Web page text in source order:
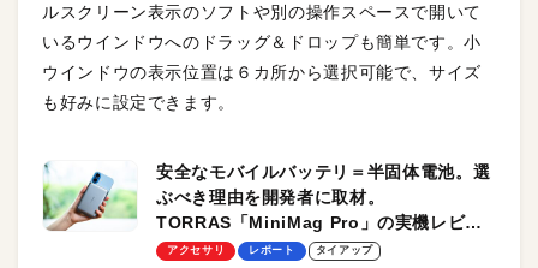
ルスクリーン表示のソフトや別の操作スペースで開いて
いるウインドウへのドラッグ＆ドロップも簡単です。小
ウインドウの表示位置は６カ所から選択可能で、サイズ
も好みに設定できます。
安全なモバイルバッテリ＝半固体電池。選
ぶべき理由を開発者に取材。
TORRAS「MiniMag Pro」の実機レビュ
ーも
アクセサリ レポート タイアップ